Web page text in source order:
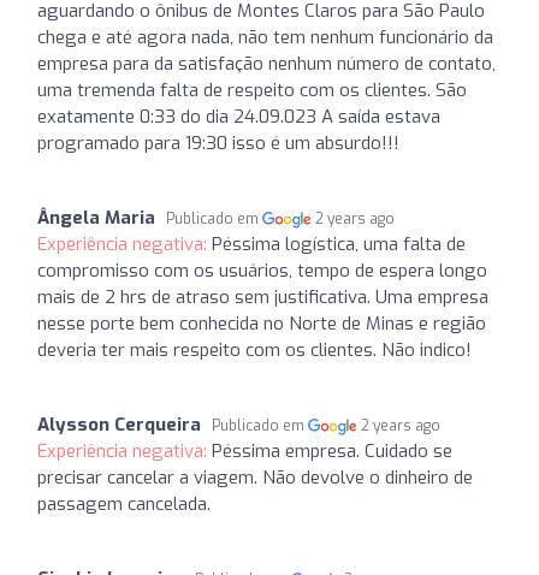
aguardando o ônibus de Montes Claros para São Paulo
chega e até agora nada, não tem nenhum funcionário da
empresa para da satisfação nenhum número de contato,
uma tremenda falta de respeito com os clientes. São
exatamente 0:33 do dia 24.09.023 A saída estava
programado para 19:30 isso é um absurdo!!!
Ângela Maria Publicado em 2 years ago
Experiência negativa: Péssima logística, uma falta de
compromisso com os usuários, tempo de espera longo
mais de 2 hrs de atraso sem justificativa. Uma empresa
nesse porte bem conhecida no Norte de Minas e região
deveria ter mais respeito com os clientes. Não indico!
Alysson Cerqueira Publicado em 2 years ago
Experiência negativa: Péssima empresa. Cuidado se
precisar cancelar a viagem. Não devolve o dinheiro de
passagem cancelada.